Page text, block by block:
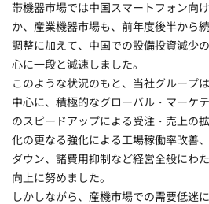
帯機器市場では中国スマートフォン向
か、産業機器市場も、前年度後半から
調整に加えて、中国での設備投資減少
心に一段と減速しました。
このような状況のもと、当社グループ
中心に、積極的なグローバル・マーケ
のスピードアップによる受注・売上の
化の更なる強化による工場稼働率改善
ダウン、諸費用抑制など経営全般にわ
向上に努めました。
しかしながら、産機市場での需要低迷